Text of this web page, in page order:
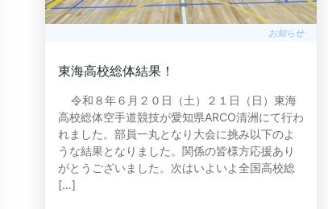
お知らせ
東海高校総体結果！
令和８年６月２０日（土）２１日（日）東海
高校総体空手道競技が愛知県ARCO清洲にて行わ
れました。部員一丸となり大会に挑み以下のよ
うな結果となりました。関係の皆様方応援あり
がとうございました。次はいよいよ全国高校総
[…]